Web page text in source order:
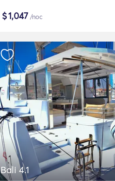
$1,047 /noc
Bali 4.1